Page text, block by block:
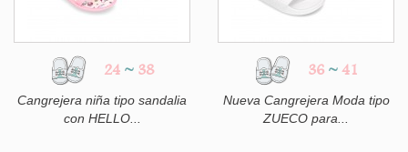
24 ~ 38
Cangrejera niña tipo sandalia
con HELLO...
36 ~ 41
Nueva Cangrejera Moda tipo
ZUECO para...